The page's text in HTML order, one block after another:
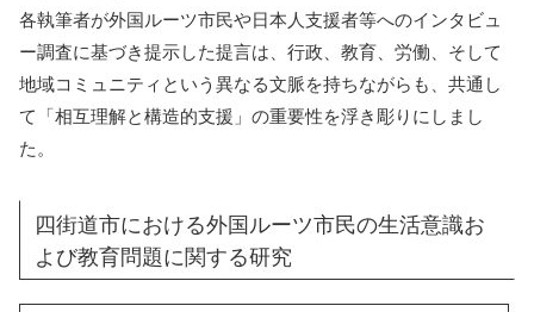
各執筆者が外国ルーツ市民や日本人支援者等へのインタビュ
ー調査に基づき提示した提言は、行政、教育、労働、そして
地域コミュニティという異なる文脈を持ちながらも、共通し
て「相互理解と構造的支援」の重要性を浮き彫りにしまし
た。
四街道市における外国ルーツ市民の生活意識お
よび教育問題に関する研究